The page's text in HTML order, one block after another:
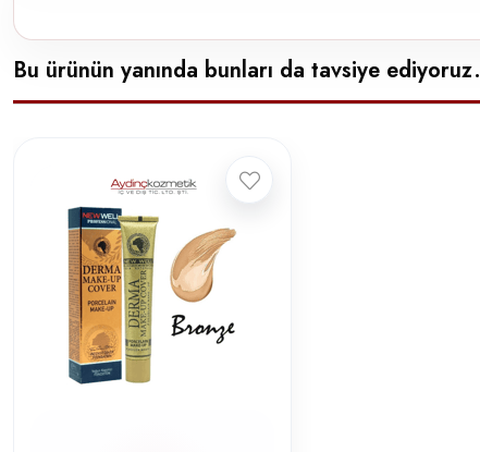
Bu ürünün yanında bunları da tavsiye ediyoruz.